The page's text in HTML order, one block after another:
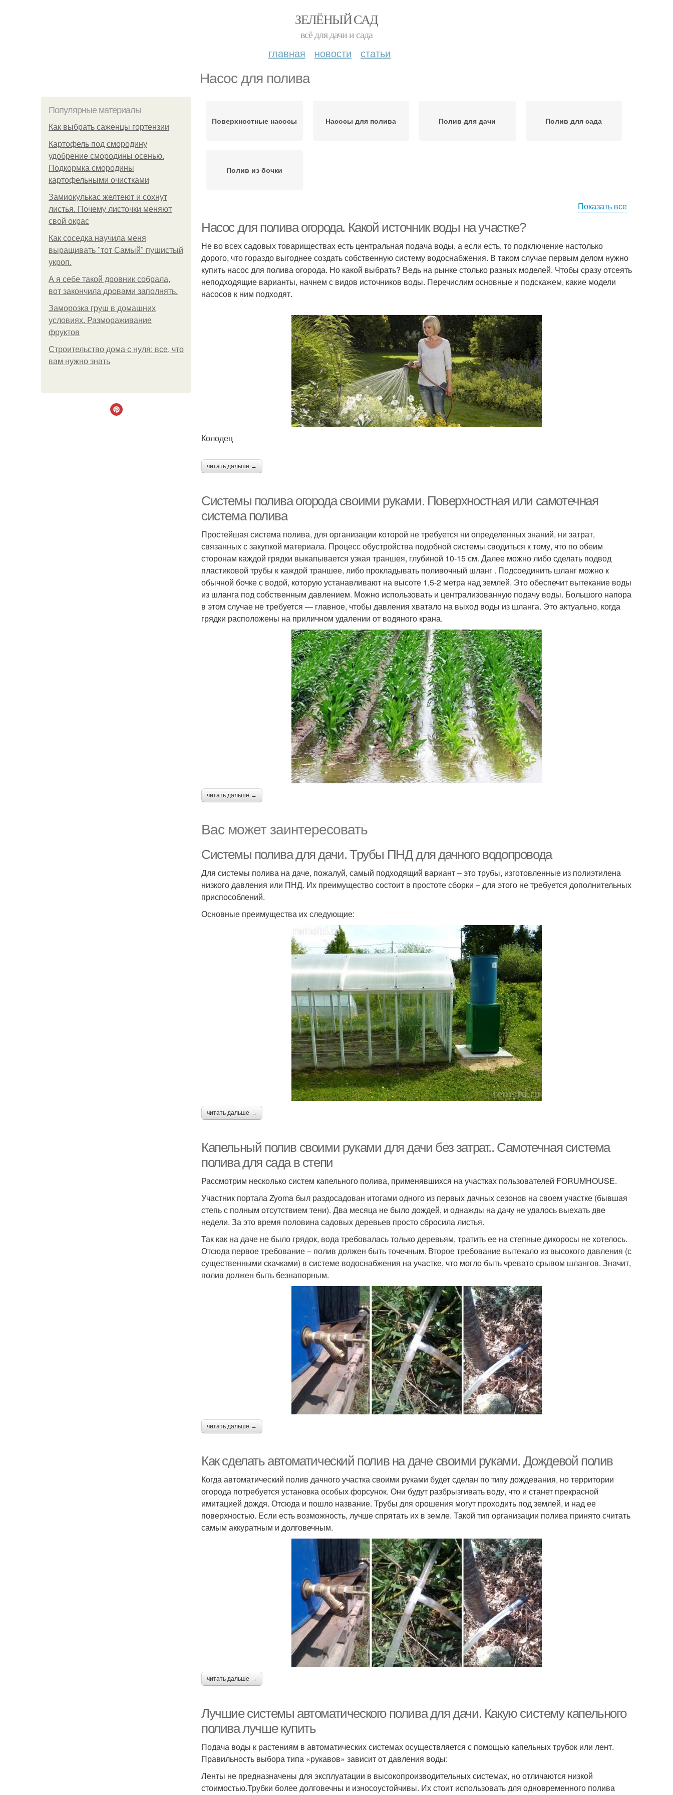
ЗЕЛЁНЫЙ САД
всё для дачи и сада
главная новости статьи
Насос для полива
Популярные материалы
Как выбрать саженцы гортензии
Картофель под смородину
удобрение смородины осенью.
Подкормка смородины
картофельными очистками
Замиокулькас желтеют и сохнут
листья. Почему листочки меняют
свой окрас
Как соседка научила меня
выращивать "тот Самый" пушистый
укроп.
А я себе такой дровник собрала,
вот закончила дровами заполнять.
Заморозка груш в домашних
условиях. Размораживание
фруктов
Строительство дома с нуля: все, что
вам нужно знать
Поверхностные насосы Насосы для полива Полив для дачи Полив для сада
Полив из бочки
Показать все
Насос для полива огорода. Какой источник воды на участке?
Не во всех садовых товариществах есть центральная подача воды, а если есть, то подключение настолько
дорого, что гораздо выгоднее создать собственную систему водоснабжения. В таком случае первым делом нужно
купить насос для полива огорода. Но какой выбрать? Ведь на рынке столько разных моделей. Чтобы сразу отсеять
неподходящие варианты, начнем с видов источников воды. Перечислим основные и подскажем, какие модели
насосов к ним подходят.
Колодец
читать дальше →
Системы полива огорода своими руками. Поверхностная или самотечная
система полива
Простейшая система полива, для организации которой не требуется ни определенных знаний, ни затрат,
связанных с закупкой материала. Процесс обустройства подобной системы сводиться к тому, что по обеим
сторонам каждой грядки выкапывается узкая траншея, глубиной 10-15 см. Далее можно либо сделать подвод
пластиковой трубы к каждой траншее, либо прокладывать поливочный шланг . Подсоединить шланг можно к
обычной бочке с водой, которую устанавливают на высоте 1,5-2 метра над землей. Это обеспечит вытекание воды
из шланга под собственным давлением. Можно использовать и централизованную подачу воды. Большого напора
в этом случае не требуется — главное, чтобы давления хватало на выход воды из шланга. Это актуально, когда
грядки расположены на приличном удалении от водяного крана.
читать дальше →
Вас может заинтересовать
Системы полива для дачи. Трубы ПНД для дачного водопровода
Для системы полива на даче, пожалуй, самый подходящий вариант – это трубы, изготовленные из полиэтилена
низкого давления или ПНД. Их преимущество состоит в простоте сборки – для этого не требуется дополнительных
приспособлений.
Основные преимущества их следующие:
читать дальше →
Капельный полив своими руками для дачи без затрат.. Самотечная система
полива для сада в степи
Рассмотрим несколько систем капельного полива, применявшихся на участках пользователей FORUMHOUSE.
Участник портала Zyoma был раздосадован итогами одного из первых дачных сезонов на своем участке (бывшая
степь с полным отсутствием тени). Два месяца не было дождей, и однажды на дачу не удалось выехать две
недели. За это время половина садовых деревьев просто сбросила листья.
Так как на даче не было грядок, вода требовалась только деревьям, тратить ее на степные дикоросы не хотелось.
Отсюда первое требование – полив должен быть точечным. Второе требование вытекало из высокого давления (с
существенными скачками) в системе водоснабжения на участке, что могло быть чревато срывом шлангов. Значит,
полив должен быть безнапорным.
читать дальше →
Как сделать автоматический полив на даче своими руками. Дождевой полив
Когда автоматический полив дачного участка своими руками будет сделан по типу дождевания, но территории
огорода потребуется установка особых форсунок. Они будут разбрызгивать воду, что и станет прекрасной
имитацией дождя. Отсюда и пошло название. Трубы для орошения могут проходить под землей, и над ее
поверхностью. Если есть возможность, лучше спрятать их в земле. Такой тип организации полива принято считать
самым аккуратным и долговечным.
читать дальше →
Лучшие системы автоматического полива для дачи. Какую систему капельного
полива лучше купить
Подача воды к растениям в автоматических системах осуществляется с помощью капельных трубок или лент.
Правильность выбора типа «рукавов» зависит от давления воды:
Ленты не предназначены для эксплуатации в высокопроизводительных системах, но отличаются низкой
стоимостью.Трубки более долговечны и износоустойчивы. Их стоит использовать для одновременного полива